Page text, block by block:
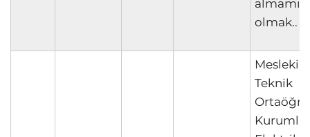
almamış
olmak..
Mesleki
Teknik